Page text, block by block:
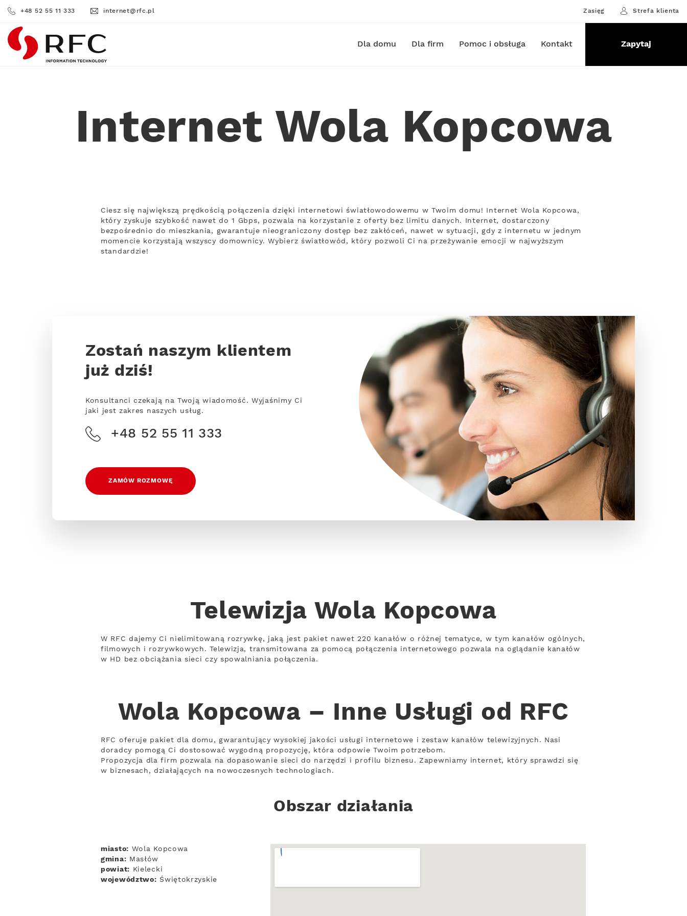
+48 52 55 11 333 internet@rfc.pl Zasięg Strefa klienta
RFC Dla domu Dla firm Pomoc i obsługa Kontakt Zapytaj
Internet Wola Kopcowa
Ciesz się największą prędkością połączenia dzięki internetowi światłowodowemu w Twoim domu! Internet Wola Kopcowa,
który zyskuje szybkość nawet do 1 Gbps, pozwala na korzystanie z oferty bez limitu danych. Internet, dostarczony
bezpośrednio do mieszkania, gwarantuje nieograniczony dostęp bez zakłóceń, nawet w sytuacji, gdy z internetu w jednym
momencie korzystają wszyscy domownicy. Wybierz światłowód, który pozwoli Ci na przeżywanie emocji w najwyższym
standardzie!
Zostań naszym klientem
już dziś!
Konsultanci czekają na Twoją wiadomość. Wyjaśnimy Ci
jaki jest zakres naszych usług.
+48 52 55 11 333
ZAMÓW ROZMOWĘ
Telewizja Wola Kopcowa
W RFC dajemy Ci nielimitowaną rozrywkę, jaką jest pakiet nawet 220 kanałów o różnej tematyce, w tym kanałów ogólnych,
filmowych i rozrywkowych. Telewizja, transmitowana za pomocą połączenia internetowego pozwala na oglądanie kanałów
w HD bez obciążania sieci czy spowalniania połączenia.
Wola Kopcowa – Inne Usługi od RFC
RFC oferuje pakiet dla domu, gwarantujący wysokiej jakości usługi internetowe i zestaw kanałów telewizyjnych. Nasi
doradcy pomogą Ci dostosować wygodną propozycję, która odpowie Twoim potrzebom.
Propozycja dla firm pozwala na dopasowanie sieci do narzędzi i profilu biznesu. Zapewniamy internet, który sprawdzi się
w biznesach, działających na nowoczesnych technologiach.
Obszar działania
miasto: Wola Kopcowa
gmina: Masłów
powiat: Kielecki
województwo: Świętokrzyskie